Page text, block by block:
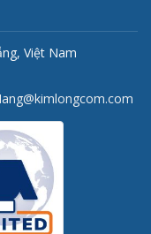
Việt Nam